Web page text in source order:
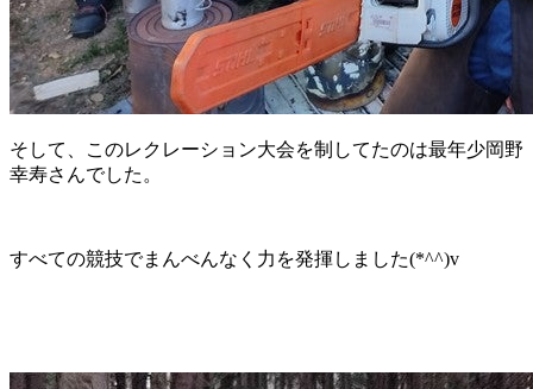
そして、このレクレーション大会を制してたのは最年少岡野
幸寿さんでした。
すべての競技でまんべんなく力を発揮しました(*^^)v